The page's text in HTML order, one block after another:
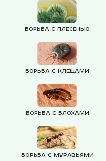
Борьба с плесенью
Борьба с клещами
Борьба с блохами
Борьба с муравьями